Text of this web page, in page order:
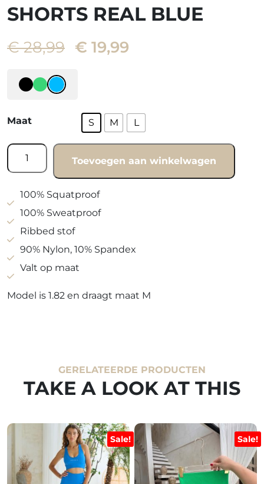
SHORTS REAL BLUE
€28,99 Oorspronkelijke
prijs
€ 19,99
Maat S M L
Shorts
aantal
Toevoegen aan winkelwagen
100% Squatproof
100% Sweatproof
Ribbed stof
90% Nylon, 10% Spandex
Valt op maat
Model is 1.82 en draagt maat M
GERELATEERDE PRODUCTEN
TAKE A LOOK AT THIS
Sale! Sale!